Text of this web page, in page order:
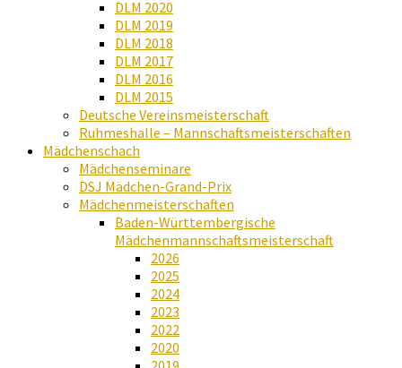
DLM 2020
DLM 2019
DLM 2018
DLM 2017
DLM 2016
DLM 2015
Deutsche Vereinsmeisterschaft
Ruhmeshalle – Mannschaftsmeisterschaften
Mädchenschach
Mädchenseminare
DSJ Mädchen-Grand-Prix
Mädchenmeisterschaften
Baden-Württembergische
Mädchenmannschaftsmeisterschaft
2026
2025
2024
2023
2022
2020